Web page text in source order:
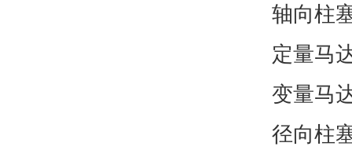
轴向柱
定量马
变量马
径向柱